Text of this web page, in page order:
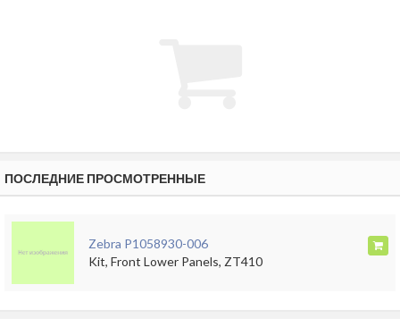
ПОСЛЕДНИЕ ПРОСМОТРЕННЫЕ
Zebra P1058930-006
Kit, Front Lower Panels, ZT410